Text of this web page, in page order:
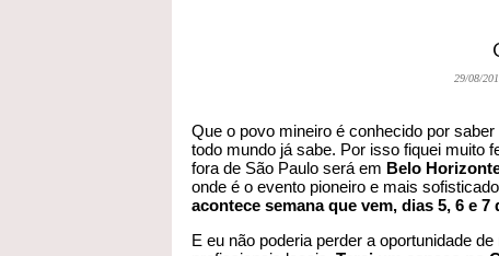
29/08/
Que o povo mineiro é conhecido por
todo mundo já sabe. Por isso fiquei muito
fora de São Paulo será em Belo
onde é o evento pioneiro e mais
acontece semana que vem, dias 5, 6 e 7
E eu não poderia perder a oportunidade